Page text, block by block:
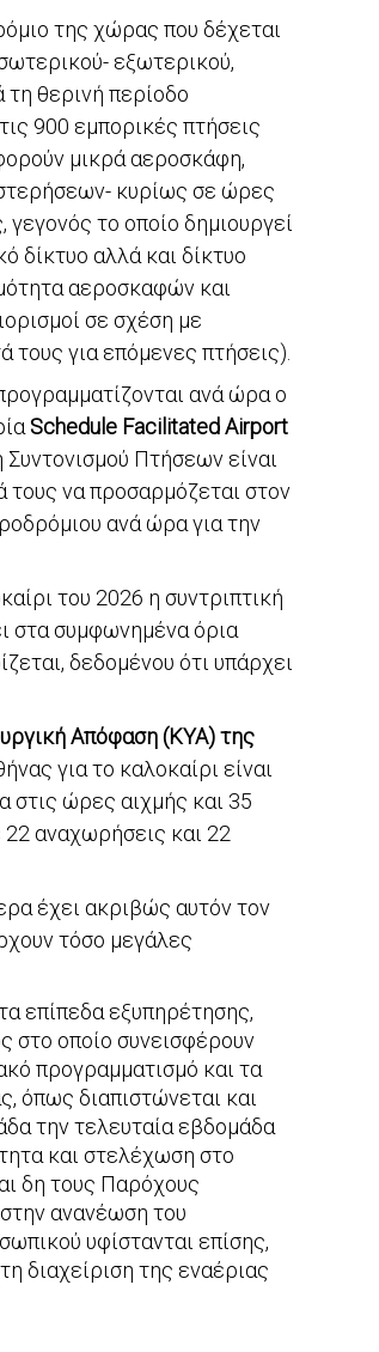
της χώρας που δέχεται
εξωτερικού,
θερινή περίοδο
900 εμπορικές πτήσεις
μικρά αεροσκάφη,
κυρίως σε ώρες
το οποίο δημιουργεί
δίκτυο αλλά και δίκτυο
αεροσκαφών και
σε σχέση με
για επόμενες πτήσεις).
ανά ώρα ο
Schedule Facilitated Airport
Πτήσεων είναι
να προσαρμόζεται στον
ανά ώρα για την
του 2026 η συντριπτική
στα συμφωνημένα όρια
δεδομένου ότι υπάρχει
Απόφαση (ΚΥΑ) της
για το καλοκαίρι είναι
στις ώρες αιχμής και 35
αναχωρήσεις και 22
έχει ακριβώς αυτόν τον
τόσο μεγάλες
επίπεδα εξυπηρέτησης,
στο οποίο συνεισφέρουν
προγραμματισμό και τα
όπως διαπιστώνεται και
την τελευταία εβδομάδα
και στελέχωση στο
δη τους Παρόχους
ανανέωση του
υφίστανται επίσης,
διαχείριση της εναέριας